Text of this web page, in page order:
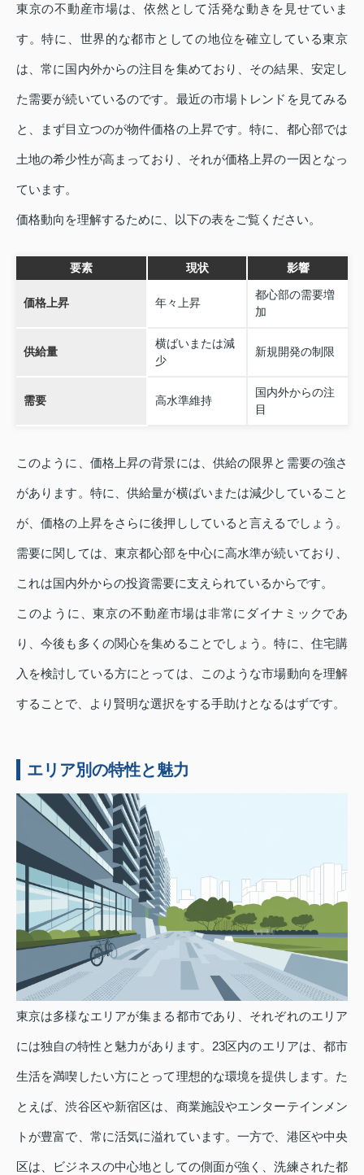
東京の不動産市場は、依然として活発な動きを見せていま
す。特に、世界的な都市としての地位を確立している東京
は、常に国内外からの注目を集めており、その結果、安定し
た需要が続いているのです。最近の市場トレンドを見てみる
と、まず目立つのが物件価格の上昇です。特に、都心部では
土地の希少性が高まっており、それが価格上昇の一因となっ
ています。
価格動向を理解するために、以下の表をご覧ください。
要素 現状 影響
価格上昇 年々上昇
都心部の需要増
加
供給量
横ばいまたは減
少
新規開発の制限
需要 高水準維持
国内外からの注
目
このように、価格上昇の背景には、供給の限界と需要の強さ
があります。特に、供給量が横ばいまたは減少していること
が、価格の上昇をさらに後押ししていると言えるでしょう。
需要に関しては、東京都心部を中心に高水準が続いており、
これは国内外からの投資需要に支えられているからです。
このように、東京の不動産市場は非常にダイナミックであ
り、今後も多くの関心を集めることでしょう。特に、住宅購
入を検討している方にとっては、このような市場動向を理解
することで、より賢明な選択をする手助けとなるはずです。
エリア別の特性と魅力
東京は多様なエリアが集まる都市であり、それぞれのエリア
には独自の特性と魅力があります。23区内のエリアは、都市
生活を満喫したい方にとって理想的な環境を提供します。た
とえば、渋谷区や新宿区は、商業施設やエンターテインメン
トが豊富で、常に活気に溢れています。一方で、港区や中央
区は、ビジネスの中心地としての側面が強く、洗練された都